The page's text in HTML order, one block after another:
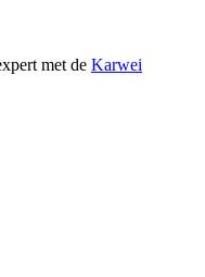
met de Karwei